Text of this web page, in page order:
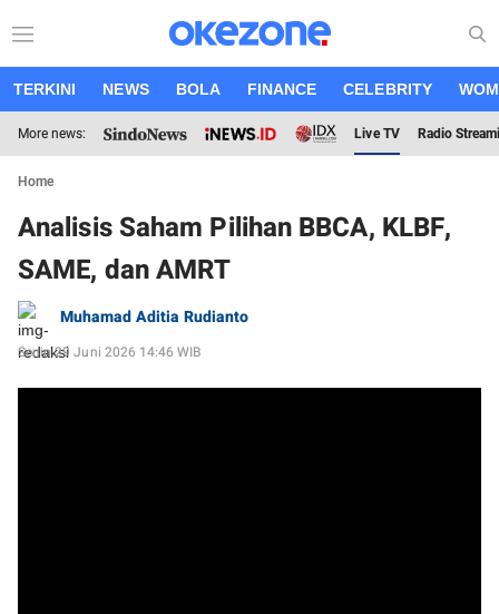
TERKINI NEWS BOLA FINANCE CELEBRITY
More news: Live TV Radio
Home
Analisis Saham Pilihan BBCA, KLBF,
SAME, dan AMRT
Muhamad Aditia Rudianto
Senin 29 Juni 2026 14:46 WIB